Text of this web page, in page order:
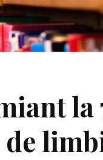
la
de